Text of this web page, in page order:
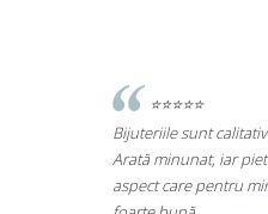
⭐⭐⭐⭐⭐
Super mulțumită!!